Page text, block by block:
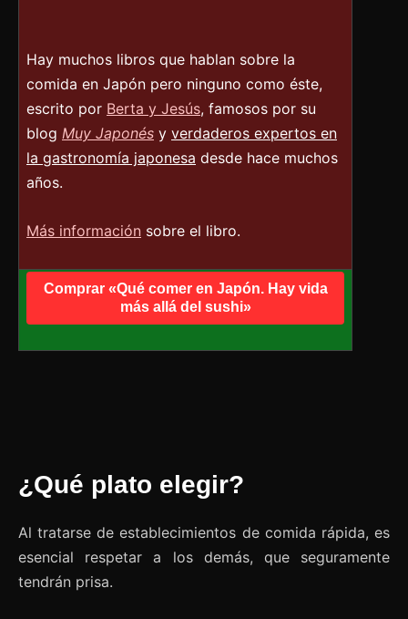
Hay muchos libros que hablan sobre la
comida en Japón pero ninguno como éste,
escrito por Berta y Jesús, famosos por su
blog Muy Japonés y verdaderos expertos en
la gastronomía japonesa desde hace muchos
años.
Más información sobre el libro.
Comprar «Qué comer en Japón. Hay vida
más allá del sushi»
¿Qué plato elegir?
Al tratarse de establecimientos de comida rápida, es
esencial respetar a los demás, que seguramente
tendrán prisa.